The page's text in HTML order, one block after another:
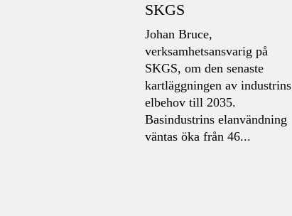
SKGS
Johan Bruce,
verksamhetsansvarig på
SKGS, om den senaste
kartläggningen av industrins
elbehov till 2035.
Basindustrins elanvändning
väntas öka från 46...